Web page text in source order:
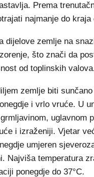
Prema
najmanje do kraja
dijelove zemlje na
što znači da
od toplinskih
zemlje biti
i vrlo vruće. U
uglavnom
i izraženiji. Vjetar
umjeren
Najviša temperatura
ponegdje do 37°C.